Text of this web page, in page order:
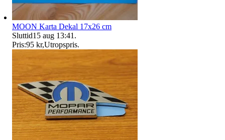
MOON Karta Dekal 17x26 cm
Sluttid15 aug 13:41 .
Pris:95 kr,Utropspris.